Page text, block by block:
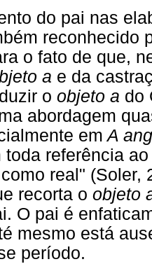
do pai nas
reconhecido
o fato de que,
a e da
o objeto a do
abordagem
em A
toda referência
real" (Soler,
recorta o objeto
O pai é
mesmo está
período.